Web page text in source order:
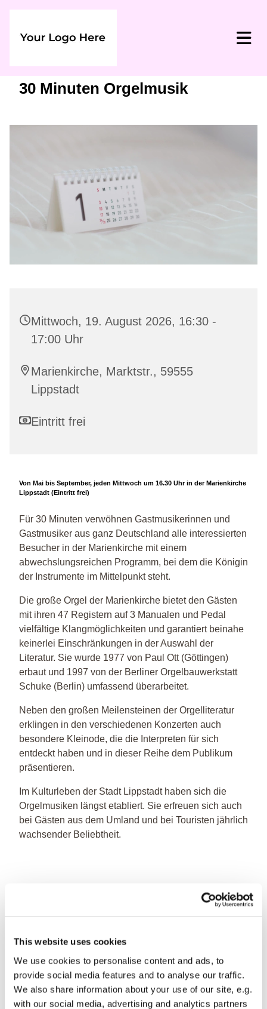
This website uses cookies
We use cookies to personalise content and ads, to
provide social media features and to analyse our traffic.
We also share information about your use of our site, e.g.
with our social media, advertising and analytics partners
30 Minuten Orgelmusik
Mittwoch, 19. August 2026, 16:30 -
17:00 Uhr
Marienkirche, Marktstr., 59555
Lippstadt
Eintritt frei
Von Mai bis September, jeden Mittwoch um 16.30 Uhr in der Marienkirche
Lippstadt (Eintritt frei)
Für 30 Minuten verwöhnen Gastmusikerinnen und
Gastmusiker aus ganz Deutschland alle interessierten
Besucher in der Marienkirche mit einem
abwechslungsreichen Programm, bei dem die Königin
der Instrumente im Mittelpunkt steht.
Die große Orgel der Marienkirche bietet den Gästen
mit ihren 47 Registern auf 3 Manualen und Pedal
vielfältige Klangmöglichkeiten und garantiert beinahe
keinerlei Einschränkungen in der Auswahl der
Literatur. Sie wurde 1977 von Paul Ott (Göttingen)
erbaut und 1997 von der Berliner Orgelbauwerkstatt
Schuke (Berlin) umfassend überarbeitet.
Neben den großen Meilensteinen der Orgelliteratur
erklingen in den verschiedenen Konzerten auch
besondere Kleinode, die die Interpreten für sich
entdeckt haben und in dieser Reihe dem Publikum
präsentieren.
Im Kulturleben der Stadt Lippstadt haben sich die
Orgelmusiken längst etabliert. Sie erfreuen sich auch
bei Gästen aus dem Umland und bei Touristen jährlich
wachsender Beliebtheit.